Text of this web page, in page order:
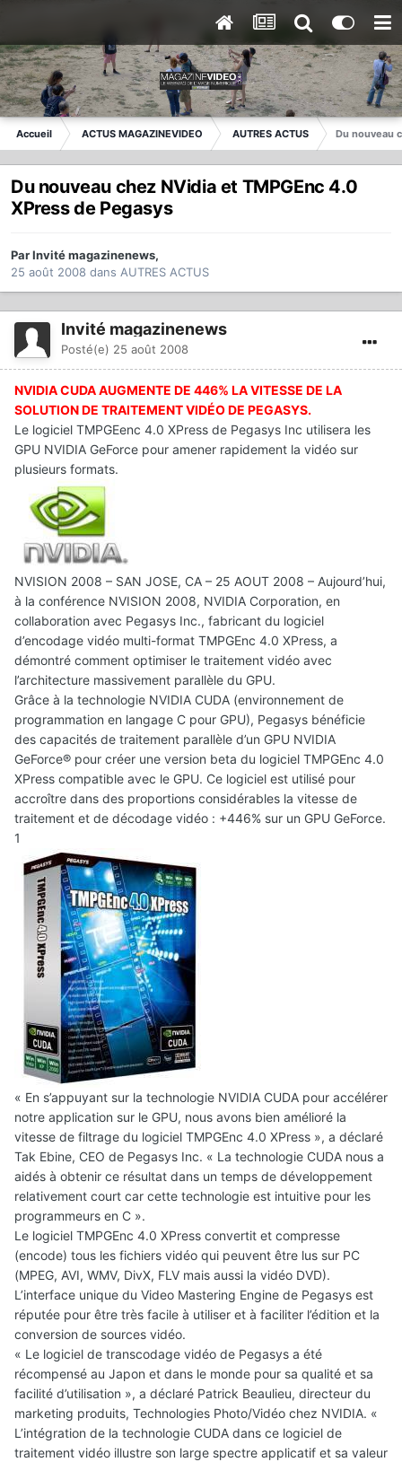
Accueil ACTUS MAGAZINEVIDEO AUTRES ACTUS Du nouveau
Du nouveau chez NVidia et TMPGEnc 4.0
XPress de Pegasys
ParInvité magazinenews,
25 août 2008 dans AUTRES ACTUS
Invité magazinenews
Posté(e) 25 août 2008
NVIDIA CUDA AUGMENTE DE 446% LA VITESSE DE LA
SOLUTION DE TRAITEMENT VIDÉO DE PEGASYS.
Le logiciel TMPGEenc 4.0 XPress de Pegasys Inc utilisera les
GPU NVIDIA GeForce pour amener rapidement la vidéo sur
plusieurs formats.
NVISION 2008 – SAN JOSE, CA – 25 AOUT 2008 – Aujourd’hui,
à la conférence NVISION 2008, NVIDIA Corporation, en
collaboration avec Pegasys Inc., fabricant du logiciel
d’encodage vidéo multi-format TMPGEnc 4.0 XPress, a
démontré comment optimiser le traitement vidéo avec
l’architecture massivement parallèle du GPU.
Grâce à la technologie NVIDIA CUDA (environnement de
programmation en langage C pour GPU), Pegasys bénéficie
des capacités de traitement parallèle d’un GPU NVIDIA
GeForce® pour créer une version beta du logiciel TMPGEnc 4.0
XPress compatible avec le GPU. Ce logiciel est utilisé pour
accroître dans des proportions considérables la vitesse de
traitement et de décodage vidéo : +446% sur un GPU GeForce.
1
« En s’appuyant sur la technologie NVIDIA CUDA pour accélérer
notre application sur le GPU, nous avons bien amélioré la
vitesse de filtrage du logiciel TMPGEnc 4.0 XPress », a déclaré
Tak Ebine, CEO de Pegasys Inc. « La technologie CUDA nous a
aidés à obtenir ce résultat dans un temps de développement
relativement court car cette technologie est intuitive pour les
programmeurs en C ».
Le logiciel TMPGEnc 4.0 XPress convertit et compresse
(encode) tous les fichiers vidéo qui peuvent être lus sur PC
(MPEG, AVI, WMV, DivX, FLV mais aussi la vidéo DVD).
L’interface unique du Video Mastering Engine de Pegasys est
réputée pour être très facile à utiliser et à faciliter l’édition et la
conversion de sources vidéo.
« Le logiciel de transcodage vidéo de Pegasys a été
récompensé au Japon et dans le monde pour sa qualité et sa
facilité d’utilisation », a déclaré Patrick Beaulieu, directeur du
marketing produits, Technologies Photo/Vidéo chez NVIDIA. «
L’intégration de la technologie CUDA dans ce logiciel de
traitement vidéo illustre son large spectre applicatif et sa valeur